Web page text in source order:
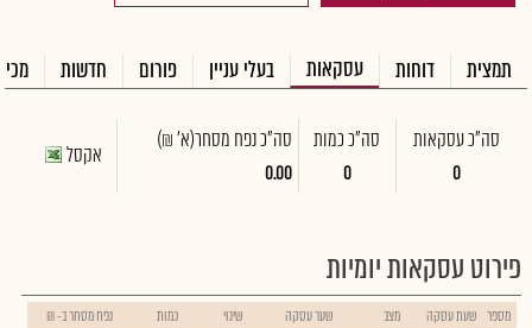
תמצית דוחות עסקאות בעלי עניין פורום חדשות
סה"כ עסקאות
0
סה"כ כמות
0
סה"כ נפח מסחר(א' ₪)
0.00
אקסל
פירוט עסקאות יומיות
מספר שעת עסקה מצב שער עסקה שינוי כמות נפח מסחר ב- ₪